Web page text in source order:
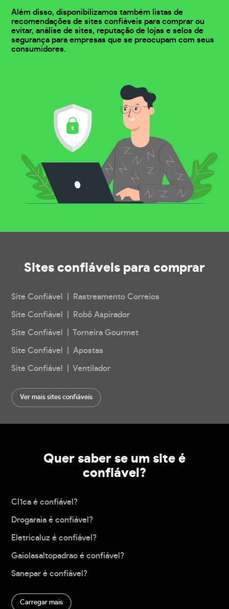
Além disso, disponibilizamos também listas de
recomendações de sites confiáveis para comprar ou
evitar, análise de sites, reputação de lojas e selos de
segurança para empresas que se preocupam com seus
consumidores.
Sites confiáveis para comprar
Site Confiável | Rastreamento Correios
Site Confiável | Robô Aspirador
Site Confiável | Torneira Gourmet
Site Confiável | Apostas
Site Confiável | Ventilador
Ver mais sites confiáveis
Quer saber se um site é
confiável?
Cl1ca é confiável?
Drogaraia é confiável?
Eletricaluz é confiável?
Gaiolasaltopadrao é confiável?
Sanepar é confiável?
Carregar mais